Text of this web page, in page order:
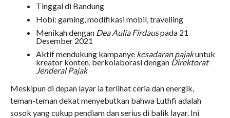
Tinggal di Bandung
Hobi: gaming, modifikasi mobil, travelling
Menikah dengan Dea Aulia Firdauspada 21
Desember 2021
Aktif mendukung kampanye kesadaran pajakuntuk
kreator konten, berkolaborasi dengan Direktorat
Jenderal Pajak
Meskipun di depan layar ia terlihat ceria dan energik,
teman-teman dekat menyebutkan bahwa Luthfi adalah
sosok yang cukup pendiam dan serius di balik layar. Ini